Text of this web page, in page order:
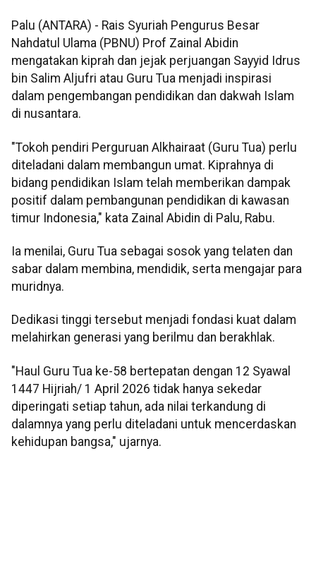
Palu (ANTARA) - Rais Syuriah Pengurus Besar
Nahdatul Ulama (PBNU) Prof Zainal Abidin
mengatakan kiprah dan jejak perjuangan Sayyid Idrus
bin Salim Aljufri atau Guru Tua menjadi inspirasi
dalam pengembangan pendidikan dan dakwah Islam
di nusantara.
"Tokoh pendiri Perguruan Alkhairaat (Guru Tua) perlu
diteladani dalam membangun umat. Kiprahnya di
bidang pendidikan Islam telah memberikan dampak
positif dalam pembangunan pendidikan di kawasan
timur Indonesia," kata Zainal Abidin di Palu, Rabu.
Ia menilai, Guru Tua sebagai sosok yang telaten dan
sabar dalam membina, mendidik, serta mengajar para
muridnya.
Dedikasi tinggi tersebut menjadi fondasi kuat dalam
melahirkan generasi yang berilmu dan berakhlak.
"Haul Guru Tua ke-58 bertepatan dengan 12 Syawal
1447 Hijriah/ 1 April 2026 tidak hanya sekedar
diperingati setiap tahun, ada nilai terkandung di
dalamnya yang perlu diteladani untuk mencerdaskan
kehidupan bangsa," ujarnya.